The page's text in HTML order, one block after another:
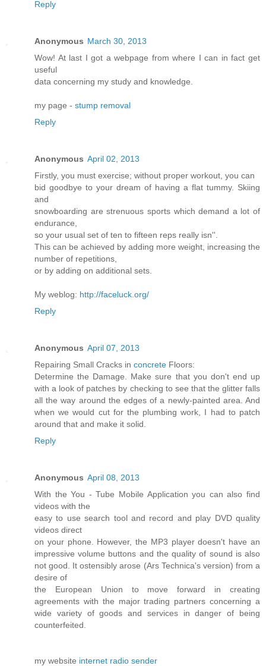
Reply
Anonymous March 30, 2013
Wow! At last I got a webpage from where I can in fact get
useful
data concerning my study and knowledge.
my page - stump removal
Reply
Anonymous April 02, 2013
Firstly, you must exercise; without proper workout, you can
bid goodbye to your dream of having a flat tummy. Skiing
and
snowboarding are strenuous sports which demand a lot of
endurance,
so your usual set of ten to fifteen reps really isn''.
This can be achieved by adding more weight, increasing the
number of repetitions,
or by adding on additional sets.
My weblog: http://faceluck.org/
Reply
Anonymous April 07, 2013
Repairing Small Cracks in concrete Floors:
Determine the Damage. Make sure that you don't end up
with a look of patches by checking to see that the glitter falls
all the way around the edges of a newly-painted area. And
when we would cut for the plumbing work, I had to patch
around that and make it solid.
Reply
Anonymous April 08, 2013
With the You - Tube Mobile Application you can also find
videos with the
easy to use search tool and record and play DVD quality
videos direct
on your phone. However, the MP3 player doesn't have an
impressive volume buttons and the quality of sound is also
not good. It ostensibly arose (Ars Technica's version) from a
desire of
the European Union to move forward in creating
agreements with the major trading partners concerning a
wide variety of goods and services in danger of being
counterfeited.
my website internet radio sender